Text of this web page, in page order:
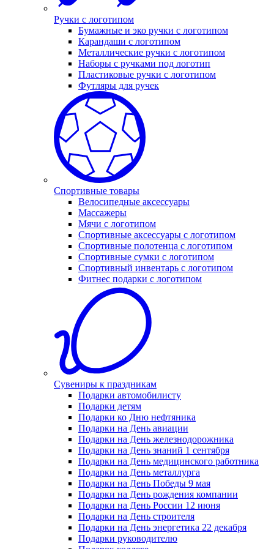
Ручки с логотипом
Бумажные и эко ручки с логотипом
Карандаши с логотипом
Металлические ручки с логотипом
Наборы с ручками под логотип
Пластиковые ручки с логотипом
Футляры для ручек
Спортивные товары
Велосипедные аксессуары
Массажеры
Мячи с логотипом
Спортивные аксессуары с логотипом
Спортивные полотенца с логотипом
Спортивные сумки с логотипом
Спортивный инвентарь с логотипом
Фитнес подарки с логотипом
Сувениры к праздникам
Подарки автомобилисту
Подарки детям
Подарки ко Дню нефтяника
Подарки на День авиации
Подарки на День железнодорожника
Подарки на День знаний 1 сентября
Подарки на День медицинского работника
Подарки на День металлурга
Подарки на День Победы 9 мая
Подарки на День рождения компании
Подарки на День России 12 июня
Подарки на День строителя
Подарки на День энергетика 22 декабря
Подарки руководителю